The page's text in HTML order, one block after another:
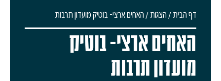
דף הבית/הצגות/האחים ארצי- בוטיק מועדון תרבות
האחים ארצי- בוטיק
מועדון תרבות